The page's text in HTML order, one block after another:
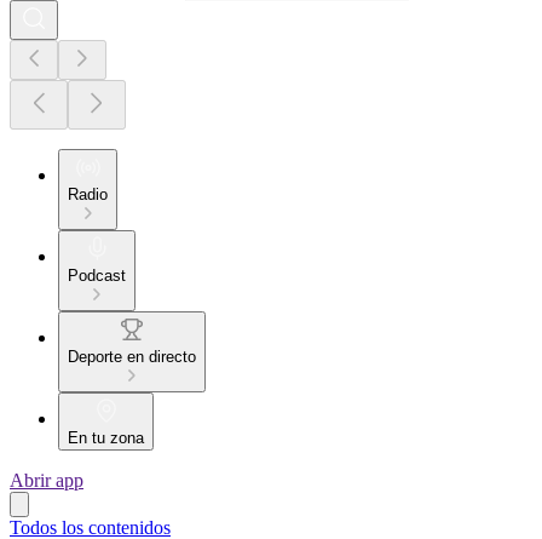
Radio
Podcast
Deporte en directo
En tu zona
Abrir app
Todos los contenidos